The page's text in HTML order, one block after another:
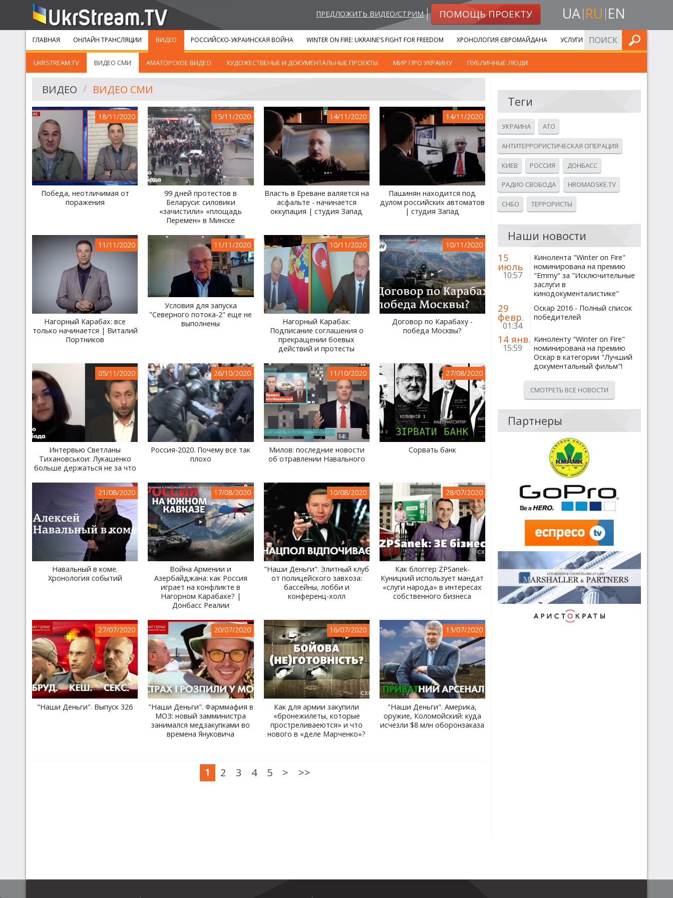
ПРЕДЛОЖИТЬ ВИДЕО/СТРИМ ПОМОЩЬ ПРОЕКТУ UA RU EN
ГЛАВНАЯ ОНЛАЙН ТРАНСЛЯЦИИ ВИДЕО
UKRSTREAM.TV ВИДЕО СМИ АМАТОРСКОЕ ВИДЕО ХУДОЖЕСТВЕНЫЕ И ДОКУМЕНТАЛЬНЫЕ ПРОЕКТЫ МИР ПРО УКРАИНУ ПУБЛИЧНЫЕ ЛЮДИ
РОССИЙСКО-УКРАИНСКАЯ ВОЙНА WINTER ON FIRE: UKRAINE'S FIGHT FOR FREEDOM ХРОНОЛОГИЯ ЄВРОМАЙДАНА УСЛУГИ ИСКАТЬ
ВИДЕО ВИДЕО СМИ
18/11/2020
Победа, неотличимая от
поражения
15/11/2020
99 дней протестов в
Беларуси: силовики
«зачистили» «площадь
Перемен» в Минске
14/11/2020
Власть в Ереване валяется на
асфальте - начинается
оккупация | студия Запад
14/11/2020
Пашинян находится под
дулом российских автоматов
| студия Запад
11/11/2020
Нагорный Карабах: все
только начинается | Виталий
Портников
11/11/2020
Условия для запуска
"Северного потока-2" еще не
выполнены
10/11/2020
Нагорный Карабах:
Подписание соглашения о
прекращении боевых
действий и протесты
10/11/2020
Договор по Карабаху -
победа Москвы?
05/11/2020
Интервью Светланы
Тихановськои: Лукашенко
больше держаться не за что
26/10/2020
Россия-2020. Почему все так
плохо
11/10/2020
Милов: последние новости
об отравлении Навального
27/08/2020
Сорвать банк
21/08/2020
Навальный в коме.
Хронология событий
17/08/2020
Война Армении и
Азербайджана: как Россия
играет на конфликте в
Нагорном Карабахе? |
Донбасc Реалии
10/08/2020
"Наши Деньги". Элитный клуб
от полицейского завхоза:
бассейны, лобби и
конференц-холл
28/07/2020
Как блоггер ZPSanek-
Куницкий использует мандат
«слуги народа» в интересах
собственного бизнеса
27/07/2020
"Наши Деньги". Выпуск 326
20/07/2020
"Наши Деньги". Фарммафия в
МОЗ: новый замминистра
занимался медзакупками во
времена Януковича
16/07/2020
Как для армии закупили
«бронежилеты, которые
простреливаеются» и что
нового в «деле Марченко»?
13/07/2020
"Наши Деньги". Америка,
оружие, Коломойский: куда
исчезли $8 млн оборонзаказа
1 2 3 4 5 > >>
Теги
УКРАИНА АТО
АНТИТЕРРОРИСТИЧЕСКАЯ ОПЕРАЦИЯ
КИЕВ РОССИЯ ДОНБАСС
РАДИО СВОБОДА HROMADSKE.TV
СНБО ТЕРРОРИСТЫ
Наши новости
15
июль
10:57
Кинолента "Winter on Fire"
номинирована на премию
"Emmy" за "Исключительные
заслуги в
кинодокументалистике"
29
февр.
01:34
Оскар 2016 - Полный список
победителей
14 янв.
15:59
Киноленту "Winter on Fire"
номинирована на премию
Оскар в категории "Лучший
документальный фильм"!
СМОТРЕТЬ ВСЕ НОВОСТИ
Партнеры